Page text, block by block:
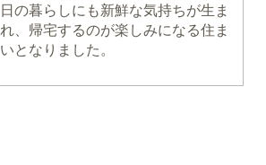
日の暮らしにも新鮮な気持ちが生ま
れ、帰宅するのが楽しみになる住ま
いとなりました。